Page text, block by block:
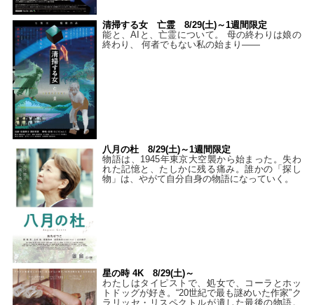
清掃する女 亡霊 8/29(土)～1週間限定
能と、AIと、亡霊について。 母の終わりは娘の
終わり、 何者でもない私の始まり――
八月の杜 8/29(土)～1週間限定
物語は、1945年東京大空襲から始まった。失わ
れた記憶と、たしかに残る痛み。誰かの「探し
物」は、やがて自分自身の物語になっていく。
星の時 4K 8/29(土)～
わたしはタイピストで、処⼥で、コーラとホッ
トドッグが好き。“20世紀で最も謎めいた作家”ク
ラリッセ・リスペクトルが遺した最後の物語。